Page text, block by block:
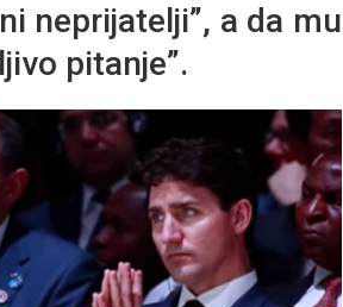
neprijatelji”, a da mu
pitanje”.